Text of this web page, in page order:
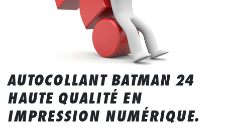
AUTOCOLLANT BATMAN 24
HAUTE QUALITÉ EN
IMPRESSION NUMÉRIQUE.